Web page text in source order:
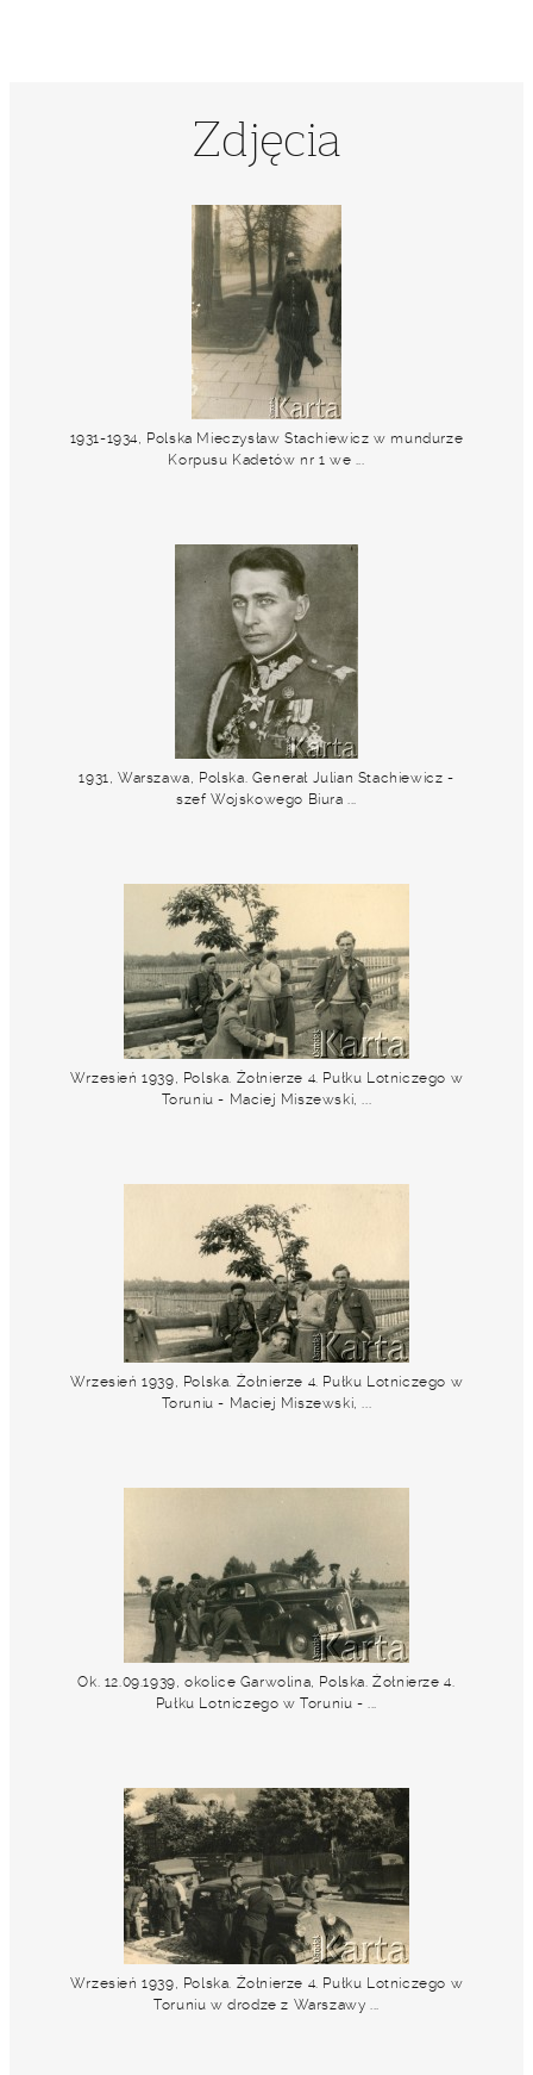
Zdjęcia
1931-1934, Polska Mieczysław Stachiewicz w mundurze
Korpusu Kadetów nr 1 we ...
1931, Warszawa, Polska. Generał Julian Stachiewicz -
szef Wojskowego Biura ...
Wrzesień 1939, Polska. Żołnierze 4. Pułku Lotniczego w
Toruniu - Maciej Miszewski, ...
Wrzesień 1939, Polska. Żołnierze 4. Pułku Lotniczego w
Toruniu - Maciej Miszewski, ...
Ok. 12.09.1939, okolice Garwolina, Polska. Żołnierze 4.
Pułku Lotniczego w Toruniu - ...
Wrzesień 1939, Polska. Żołnierze 4. Pułku Lotniczego w
Toruniu w drodze z Warszawy ...